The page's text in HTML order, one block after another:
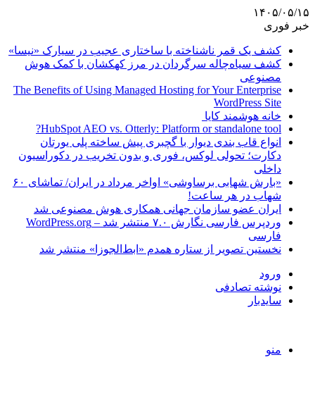
۱۴۰۵/۰۵/۱۵
خبر فوری
کشف یک قمر ناشناخته با ساختاری عجیب در سیارک «نیسا»
کشف سیاه‌چاله سرگردان در مرز کهکشان با کمک هوش
مصنوعی
The Benefits of Using Managed Hosting for Your Enterprise
WordPress Site
خانه هوشمند کایا
HubSpot AEO vs. Otterly: Platform or standalone tool?
انواع قاب بندی دیوار با گچبری پیش ساخته پلی یورتان
دکارت؛ تحولی لوکس، فوری و بدون تخریب در دکوراسیون
داخلی
«بارش شهابی برساوشی» اواخر مرداد در ایران/ تماشای ۶۰
شهاب در هر ساعت!
ایران عضو سازمان جهانی همکاری هوش مصنوعی شد
وردپرس فارسی نگارش ۷.۰ منتشر شد – WordPress.org
فارسی
نخستین تصویر از ستاره همدم «ابط‌الجوزا» منتشر شد
ورود
نوشته تصادفی
سایدبار
منو